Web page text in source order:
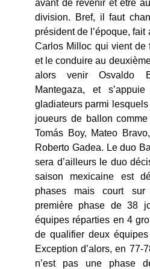
avant de revenir et être
division. Bref, il faut
président de l’époque,
Carlos Milloc qui vient de
et le conduire au
alors venir Osvaldo
Mantegaza, et
gladiateurs parmi
joueurs de ballon
Tomás Boy, Mateo
Roberto Gadea. Le duo
sera d’ailleurs le duo
saison mexicaine est
phases mais court sur
première phase de 38
équipes réparties en 4
de qualifier deux
Exception d’alors, en 77-
n’est pas une phase